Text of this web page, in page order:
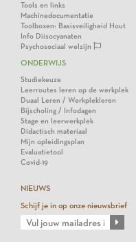
Tools en links
Machinedocumentatie
Toolboxen: Basisveiligheid Hout
Info Diisocyanaten
Psychosociaal welzijn
ONDERWIJS
Studiekeuze
Leerroutes leren op de werkplek
Duaal Leren / Werkplekleren
Bijscholing / Infodagen
Stage en leerwerkplek
Didactisch materiaal
Mijn opleidingsplan
Evaluatietool
Covid-19
NIEUWS
Schijf je in op onze nieuwsbrief